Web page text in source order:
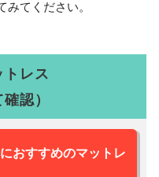
みてください。
トレス
認）
おすすめのマットレ